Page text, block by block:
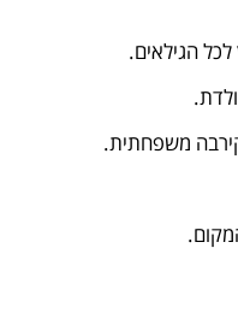
הגילאים.
משפחתית.